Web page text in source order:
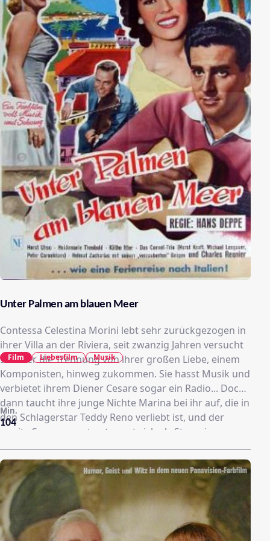
Unter Palmen am blauen Meer
Contessa Celestina Morini lebt sehr zurückgezogen in
ihrer Villa an der Riviera, seit zwanzig Jahren versucht
sie über die Trennung von ihrer großen Liebe, einem
Komponisten, hinweg zukommen. Sie hasst Musik und
verbietet ihrem Diener Cesare sogar ein Radio... Doch
dann taucht ihre junge Nichte Marina bei ihr auf, die in
den Schlagerstar Teddy Reno verliebt ist, und der
zweite Sommergast entpuppt sich als Stargeiger.
104
Min.
Film Liebesfilm Musik